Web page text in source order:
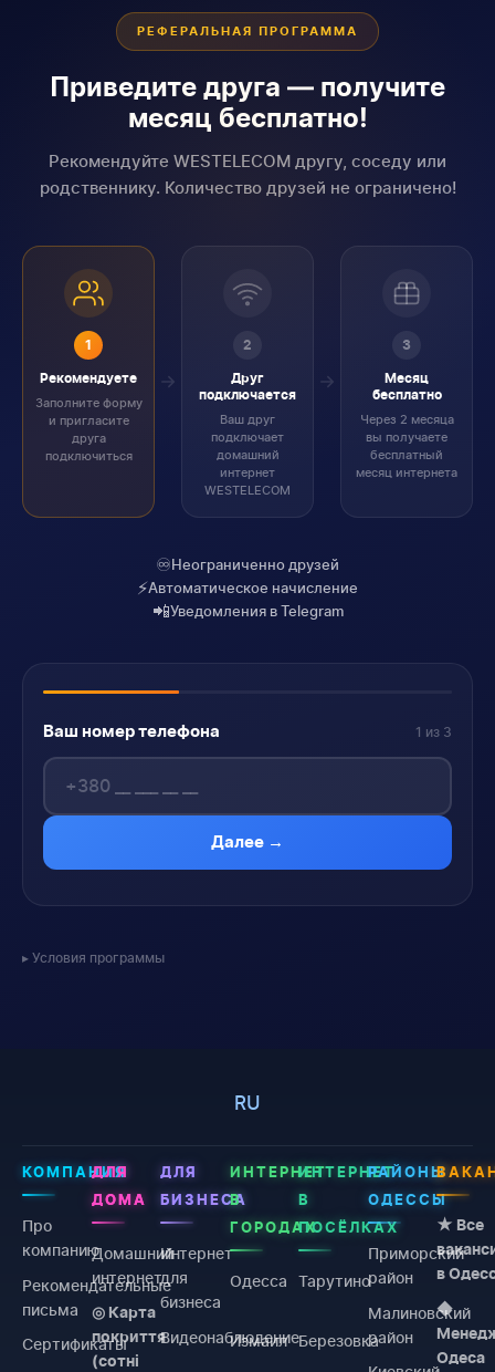
РЕФЕРАЛЬНАЯ ПРОГРАММА
Приведите друга — получите
месяц бесплатно!
Рекомендуйте WESTELECOM другу, соседу или
родственнику. Количество друзей не ограничено!
1
Рекомендуете
Заполните форму
и пригласите
друга
подключиться
2
Друг
подключается
Ваш друг
подключает
домашний
интернет
WESTELECOM
3
Месяц
бесплатно
Через 2 месяца
вы получаете
бесплатный
месяц интернета
♾️Неограниченно друзей
⚡Автоматическое начисление
📲Уведомления в Telegram
Ваш номер телефона 1 из 3
Далее →
Условия программы
RU
КОМПАНИЯ
Про
компанию
Рекомендательные
письма
Сертификаты
ДЛЯ
ДОМА
Домашний
интернет
◎ Карта
покриття
(сотні
ДЛЯ
БИЗНЕСА
Интернет
для
бизнеса
Видеонаблюдение
ИНТЕРНЕТ
В
ГОРОДАХ
Одесса
Измаил
ИНТЕРНЕТ
В
ПОСЁЛКАХ
Тарутино
Березовка
РАЙОНЫ
ОДЕССЫ
Приморский
район
Малиновский
район
★ Все
в
◆
Одеса